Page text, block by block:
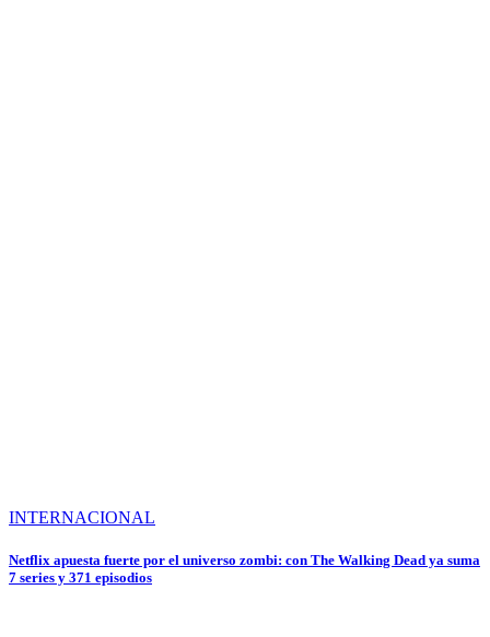
INTERNACIONAL
Netflix apuesta fuerte por el universo zombi: con The Walking Dead ya suma
7 series y 371 episodios